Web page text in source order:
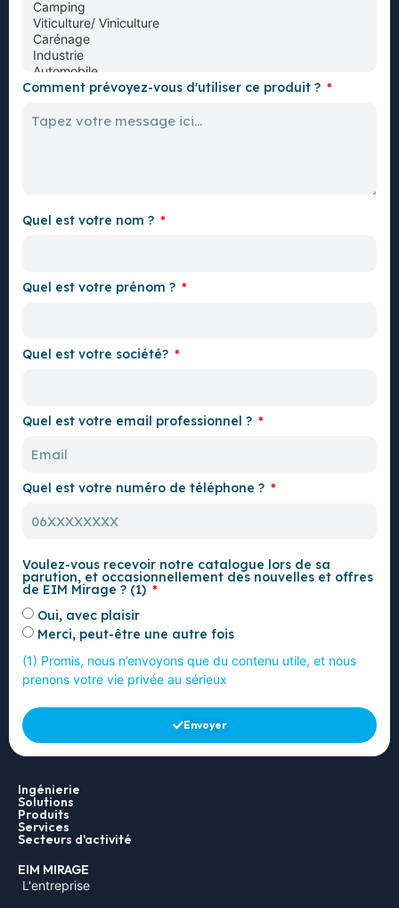
Comment prévoyez-vous d'utiliser ce produit ?
Quel est votre nom ?
Quel est votre prénom ?
Quel est votre société?
Quel est votre email professionnel ?
Quel est votre numéro de téléphone ?
Voulez-vous recevoir notre catalogue lors de sa
parution, et occasionnellement des nouvelles et offres
de EIM Mirage ? (1)
Oui, avec plaisir
Merci, peut-être une autre fois
(1) Promis, nous n’envoyons que du contenu utile, et nous
prenons votre vie privée au sérieux
Envoyer
Ingénierie
Solutions
Produits
Services
Secteurs d'activité
EIM MIRAGE
L'entreprise